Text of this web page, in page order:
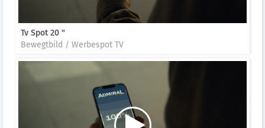
Tv Spot 20 "
Bewegtbild / Werbespot TV